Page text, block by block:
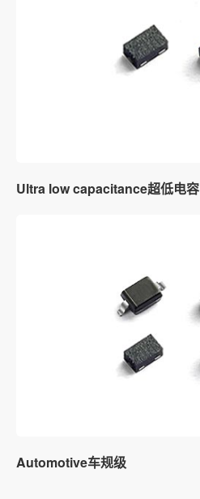
Ultra low capacitance超低电容
Automotive车规级